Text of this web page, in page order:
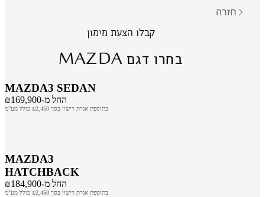
חזרה
קבלו הצעת מימון
בחרו דגםMAZDA
MAZDA3 SEDAN
החל מ-₪169,900
בתוספת אגרת רישוי בסך ₪2,450 כולל מע"מ
MAZDA3
HATCHBACK
החל מ-₪184,900
בתוספת אגרת רישוי בסך ₪2,450 כולל מע"מ